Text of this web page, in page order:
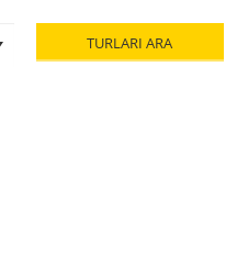
TURLARI ARA